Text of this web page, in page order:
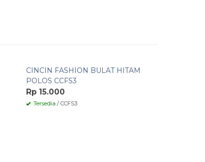
CINCIN FASHION BULAT HITAM
POLOS CCFS3
Rp 15.000
Tersedia / CCFS3